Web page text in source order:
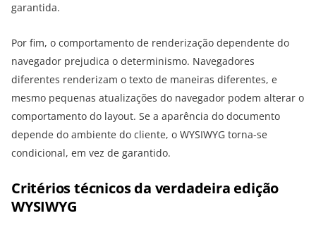
garantida.
Por fim, o comportamento de renderização dependente do
navegador prejudica o determinismo. Navegadores
diferentes renderizam o texto de maneiras diferentes, e
mesmo pequenas atualizações do navegador podem alterar o
comportamento do layout. Se a aparência do documento
depende do ambiente do cliente, o WYSIWYG torna-se
condicional, em vez de garantido.
Critérios técnicos da verdadeira edição
WYSIWYG